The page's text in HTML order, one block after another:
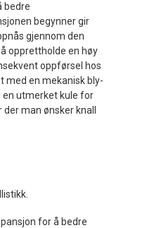
bedre
begynner gir
gjennom den
opprettholde en høy
oppførsel hos
med en mekanisk bly-
en utmerket kule for
man ønsker knall
for å bedre